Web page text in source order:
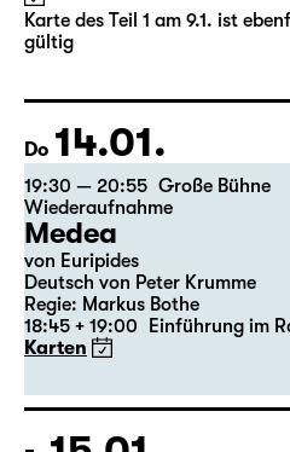
Sa 30.01.
15:00 Große Bühne
Das Vermächtnis
(The Inheritance)
von Matthew Lopez
aus dem Amerikanischen von
Regie: Enrico Lübbe
Karten